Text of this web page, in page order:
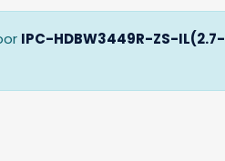
IPC-HDBW3449R-ZS-IL(2.7-